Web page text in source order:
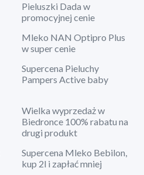
Pieluszki Dada w
promocyjnej cenie
Mleko NAN Optipro Plus
w super cenie
Supercena Pieluchy
Pampers Active baby
Wielka wyprzedaż w
Biedronce 100% rabatu na
drugi produkt
Supercena Mleko Bebilon,
kup 2l i zapłać mniej